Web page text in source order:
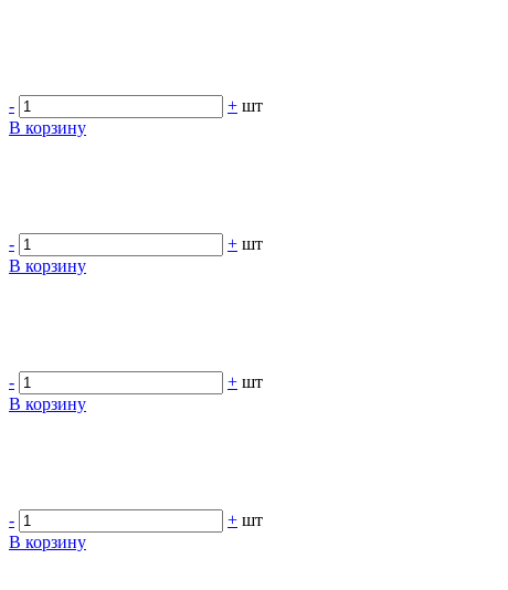
-
+ шт
В корзину
-
+ шт
В корзину
-
+ шт
В корзину
-
+ шт
В корзину